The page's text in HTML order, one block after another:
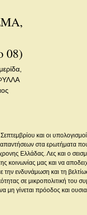
2017 MAIN ARTICLES
IN ENGLISH
08)
και οι
απαντήσεων στα ερωτήματα
Ελλάδας. Λες και ο
μας και να
ενδυνάμωση και τη
σε μικροπολιτική
μη γίνεται πρόοδος και